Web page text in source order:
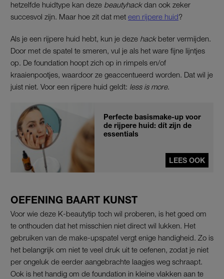
hetzelfde huidtype kan deze beautyhackdan ook zeker
succesvol zijn. Maar hoe zit dat met een rijpere huid?
Als je een rijpere huid hebt, kun je deze hackbeter vermijden.
Door met de spatel te smeren, vul je als het ware fijne lijntjes
op. De foundation hoopt zich op in rimpels en/of
kraaienpootjes, waardoor ze geaccentueerd worden. Dat wil je
juist niet. Voor een rijpere huid geldt: less is more.
Perfecte basismake-up voor
de rijpere huid: dít zijn de
essentials
LEES OOK
OEFENING BAART KUNST
Voor wie deze K-beautytip toch wil proberen, is het goed om
te onthouden dat het misschien niet direct wil lukken. Het
gebruiken van de make-upspatel vergt enige handigheid. Zo is
het belangrijk om niet te veel druk uit te oefenen, zodat je niet
per ongeluk de eerder aangebrachte laagjes weg schraapt.
Ook is het handig om de foundation in kleine vlakken aan te